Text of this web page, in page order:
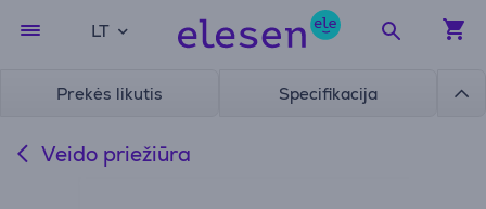
LT
Prekės likutis Specifikacija
Veido priežiūra